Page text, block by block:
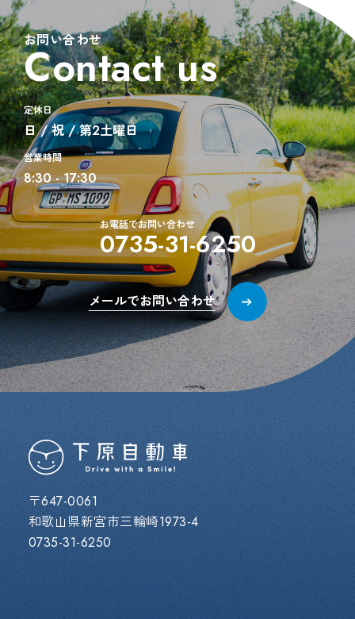
お問い合わせ
Contact us
定休日
日 / 祝 / 第2土曜日
営業時間
8:30 - 17:30
お電話でお問い合わせ
0735-31-6250
メールでお問い合わせ
〒647-0061
和歌山県新宮市三輪崎1973-4
0735-31-6250